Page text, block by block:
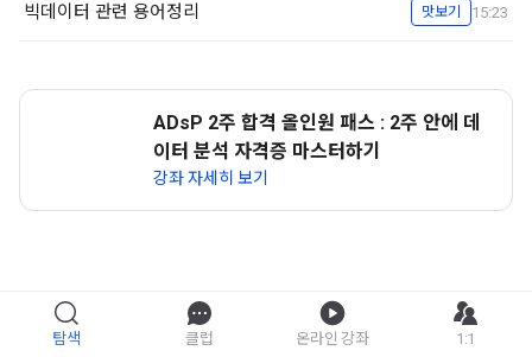
빅데이터 관련 용어정리 맛보기 15:23
ADsP 2주 합격 올인원 패스 : 2주 안에 데
이터 분석 자격증 마스터하기
강좌 자세히 보기
탐색 클럽 온라인 강좌 1:1